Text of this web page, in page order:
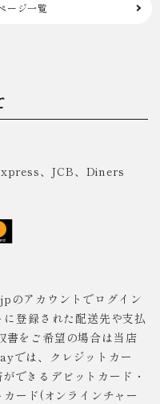
ージ一覧
、JCB、Diners
のアカウントでログイン
登録された配送先や支払
書をご希望の場合は当店
では、クレジットカー
できるデビットカード・
ード(オンラインチャー